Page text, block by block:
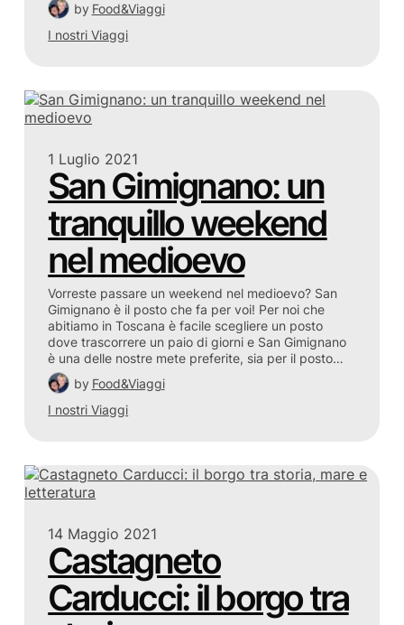
by Food&Viaggi
I nostri Viaggi
1 Luglio 2021
San Gimignano: un
tranquillo weekend
nel medioevo
Vorreste passare un weekend nel medioevo? San
Gimignano è il posto che fa per voi! Per noi che
abitiamo in Toscana è facile scegliere un posto
dove trascorrere un paio di giorni e San Gimignano
è una delle nostre mete preferite, sia per il posto…
by Food&Viaggi
I nostri Viaggi
14 Maggio 2021
Castagneto
Carducci: il borgo tra